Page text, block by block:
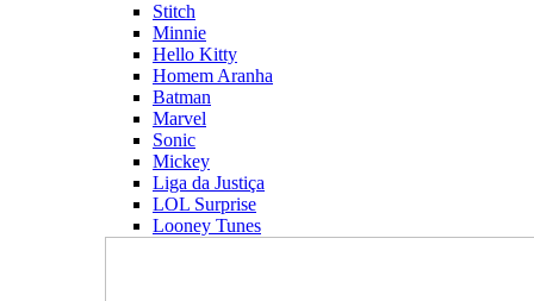
Stitch
Minnie
Hello Kitty
Homem Aranha
Batman
Marvel
Sonic
Mickey
Liga da Justiça
LOL Surprise
Looney Tunes